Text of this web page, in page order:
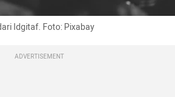
Idgitaf. Foto: Pixabay
ADVERTISEMENT